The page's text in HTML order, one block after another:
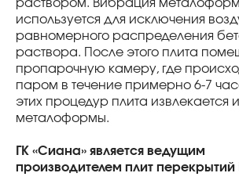
раствором. Вибрация
используется для исключения
равномерного распределения
раствора. После этого плита
пропарочную камеру, где
паром в течение примерно 6-7
этих процедур плита извлекается
металоформы.
ГК «Сиана» является ведущим
производителем плит перекрытий